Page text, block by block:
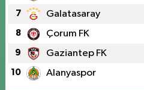
7 Galatasaray
8 Çorum FK
9 Gaziantep FK
10 Alanyaspor